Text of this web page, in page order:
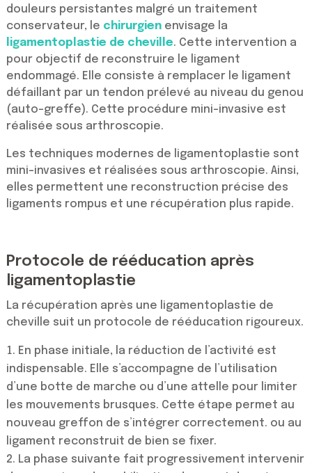
douleurs persistantes malgré un traitement
conservateur, le chirurgienenvisage la
ligamentoplastie de cheville. Cette intervention a
pour objectif de reconstruire le ligament
endommagé. Elle consiste à remplacer le ligament
défaillant par un tendon prélevé au niveau du genou
(auto-greffe). Cette procédure mini-invasive est
réalisée sous arthroscopie.
Les techniques modernes de ligamentoplastie sont
mini-invasives et réalisées sous arthroscopie. Ainsi,
elles permettent une reconstruction précise des
ligaments rompus et une récupération plus rapide.
Protocole de rééducation après
ligamentoplastie
La récupération après une ligamentoplastie de
cheville suit un protocole de rééducation rigoureux.
En phase initiale, la réduction de l’activité est
indispensable. Elle s’accompagne de l’utilisation
d’une botte de marche ou d’une attelle pour limiter
les mouvements brusques. Cette étape permet au
nouveau greffon de s’intégrer correctement. ou au
ligament reconstruit de bien se fixer.
La phase suivante fait progressivement intervenir